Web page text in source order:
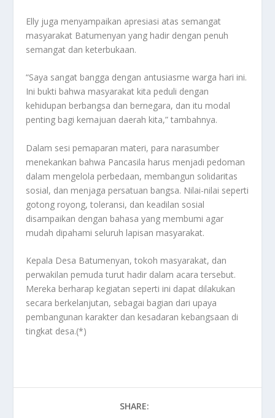
Elly juga menyampaikan apresiasi atas semangat
masyarakat Batumenyan yang hadir dengan penuh
semangat dan keterbukaan.
“Saya sangat bangga dengan antusiasme warga hari ini.
Ini bukti bahwa masyarakat kita peduli dengan
kehidupan berbangsa dan bernegara, dan itu modal
penting bagi kemajuan daerah kita,” tambahnya.
Dalam sesi pemaparan materi, para narasumber
menekankan bahwa Pancasila harus menjadi pedoman
dalam mengelola perbedaan, membangun solidaritas
sosial, dan menjaga persatuan bangsa. Nilai-nilai seperti
gotong royong, toleransi, dan keadilan sosial
disampaikan dengan bahasa yang membumi agar
mudah dipahami seluruh lapisan masyarakat.
Kepala Desa Batumenyan, tokoh masyarakat, dan
perwakilan pemuda turut hadir dalam acara tersebut.
Mereka berharap kegiatan seperti ini dapat dilakukan
secara berkelanjutan, sebagai bagian dari upaya
pembangunan karakter dan kesadaran kebangsaan di
tingkat desa.(*)
SHARE: